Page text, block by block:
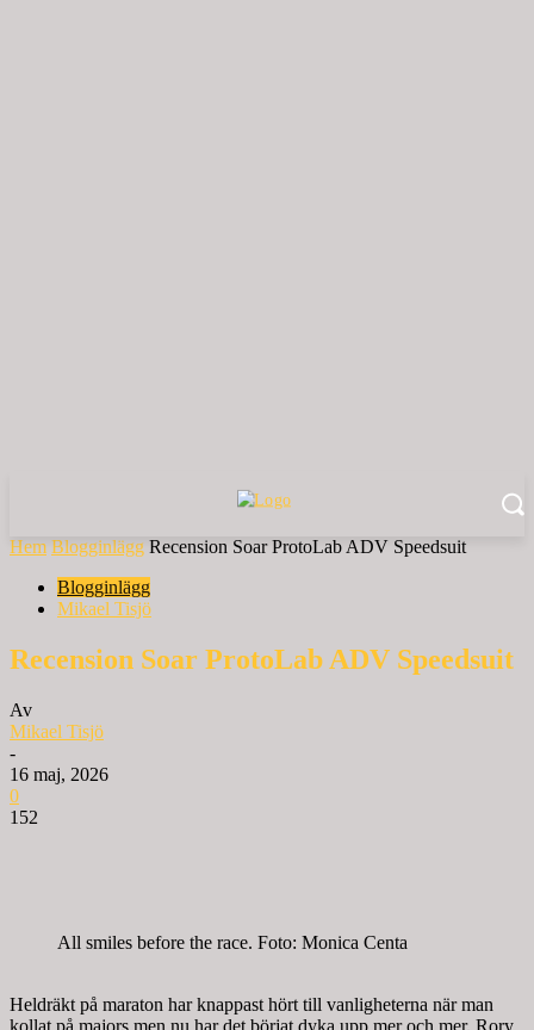
Hem Blogginlägg Recension Soar ProtoLab ADV Speedsuit
Blogginlägg
Mikael Tisjö
Recension Soar ProtoLab ADV Speedsuit
Av
Mikael Tisjö
-
16 maj, 2026
0
152
All smiles before the race. Foto: Monica Centa
Heldräkt på maraton har knappast hört till vanligheterna när man
kollat på majors men nu har det börjat dyka upp mer och mer. Rory